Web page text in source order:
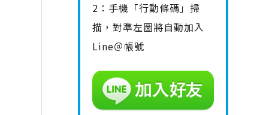
2：手機「行動條碼」掃
描，對準左圖將自動加入
Line＠帳號